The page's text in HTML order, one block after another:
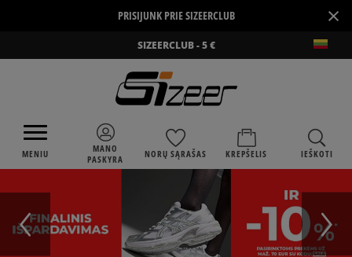
PRISIJUNK PRIE SIZEERCLUB ×
SIZEERCLUB - 5 €
MENIU
MANO
PASKYRA
NORŲ SĄRAŠAS KREPŠELIS IEŠKOTI